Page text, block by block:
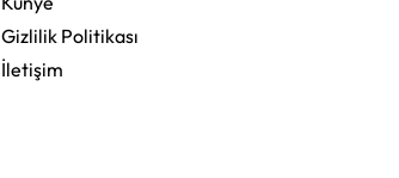
Kocaeli
Gizlilik Politikası
İletişim